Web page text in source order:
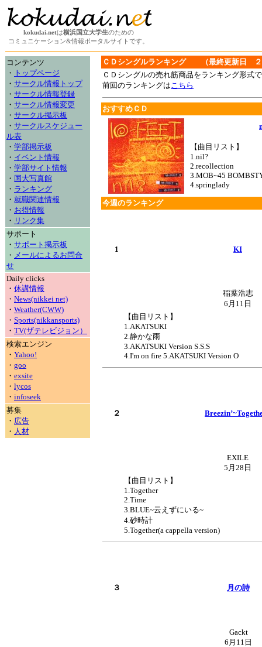
kokudai.netは横浜国立大学生のための
コミュニケーション&情報ポータルサイトです。
コンテンツ
・ トップページ
・ サークル情報トップ
・ サークル情報登録
・ サークル情報変更
・ サークル掲示板
・ サークルスケジュー
ル表
・ 学部掲示板
・ イベント情報
・ 学部サイト情報
・ 国大写真館
・ ランキング
・ 就職関連情報
・ お得情報
・ リンク集
サポート
・ サポート掲示板
・ メールによるお問合
せ
Daily clicks
・ 休講情報
・ News(nikkei net)
・ Weather(CWW)
・ Sports(nikkansports)
・ TV(ザテレビジョン）
検索エンジン
・ Yahoo!
・ goo
・ exsite
・ lycos
・ infoseek
募集
・ 広告
・ 人材
ＣＤシングルランキング （最終更新日 ２
ＣＤシングルの売れ筋商品をランキング形式
前回のランキングはこちら
おすすめＣＤ
【曲目リスト】
1.nil?
2.recollection
3.MOB~45
4.springlady
今週のランキング
1 KI
稲葉浩志
6月11日
【曲目リスト】
1.AKATSUKI
2.静かな雨
3.AKATSUKI Version S.S.S
4.I'm on fire 5.AKATSUKI Version O
２
EXILE
5月28日
【曲目リスト】
1.Together
2.Time
3.BLUE~云えずにいる~
4.砂時計
5.Together(a cappella version)
３ 月の詩
Gackt
6月11日